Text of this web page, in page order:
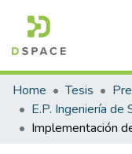
Communities &
All of DSpace
Statistics
Home Tesis
E.P. Ingeniería de